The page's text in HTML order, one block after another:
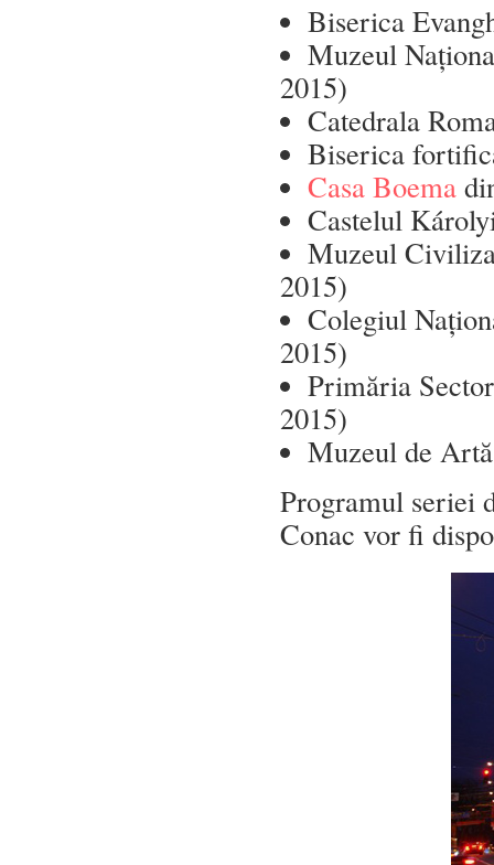
Biserica
Muzeul
2015)
Catedrala
Biserica
Casa Boema
Castelul
Muzeul
2015)
Colegiul
2015)
Primăria
2015)
Muzeul de
Programul seriei
Conac vor fi